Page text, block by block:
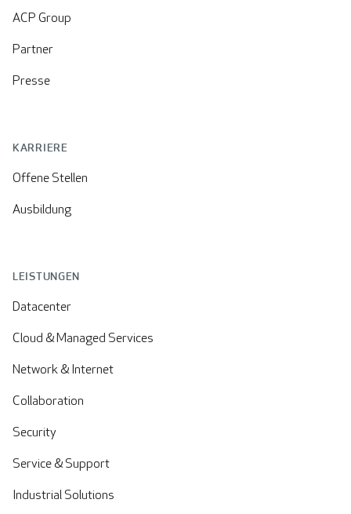
ACP Group
Partner
Presse
KARRIERE
Offene Stellen
Ausbildung
LEISTUNGEN
Datacenter
Cloud & Managed Services
Network & Internet
Collaboration
Security
Service & Support
Industrial Solutions